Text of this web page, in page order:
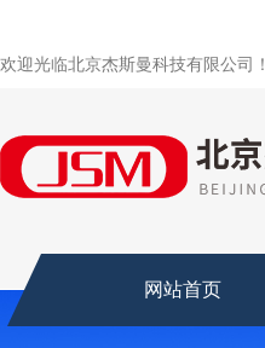
欢迎光临北京杰斯曼科技有限公司！
网站首页